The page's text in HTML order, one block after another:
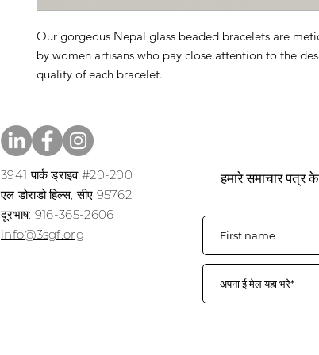
Our gorgeous Nepal glass beaded bracelets are
by women artisans who pay close attention to the
quality of each bracelet.
3941 पार्क ड्राइव #20-200
एल डोराडो हिल्स, सीए 95762
​​दूरभाष: 916-365-2606
​info@3sgf.org
हमारे समाचार पत्र